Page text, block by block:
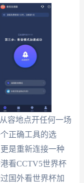
容地点开任何一场
正确工具的选
是重新连接一种
看CCTV5世界杯
国外看世界杯加